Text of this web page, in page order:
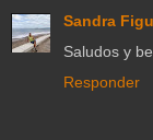
Sandra
Saludos y
Responder